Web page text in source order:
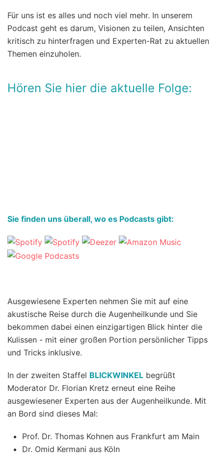
Für uns ist es alles und noch viel mehr. In unserem
Podcast geht es darum, Visionen zu teilen, Ansichten
kritisch zu hinterfragen und Experten-Rat zu aktuellen
Themen einzuholen.
Hören Sie hier die aktuelle Folge:
Sie finden uns überall, wo es Podcasts gibt:
Ausgewiesene Experten nehmen Sie mit auf eine
akustische Reise durch die Augenheilkunde und Sie
bekommen dabei einen einzigartigen Blick hinter die
Kulissen - mit einer großen Portion persönlicher Tipps
und Tricks inklusive.
In der zweiten Staffel BLICKWINKEL begrüßt
Moderator Dr. Florian Kretz erneut eine Reihe
ausgewiesener Experten aus der Augenheilkunde. Mit
an Bord sind dieses Mal:
Prof. Dr. Thomas Kohnen aus Frankfurt am Main
Dr. Omid Kermani aus Köln